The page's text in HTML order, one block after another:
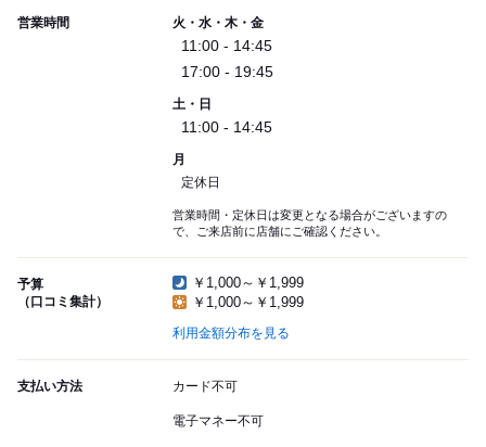
営業時間 火・水・木・金
11:00 - 14:45
17:00 - 19:45
土・日
11:00 - 14:45
月
定休日
営業時間・定休日は変更となる場合がございますの
で、ご来店前に店舗にご確認ください。
予算
（口コミ集計）
￥1,000～￥1,999
￥1,000～￥1,999
利用金額分布を見る
支払い方法 カード不可
電子マネー不可